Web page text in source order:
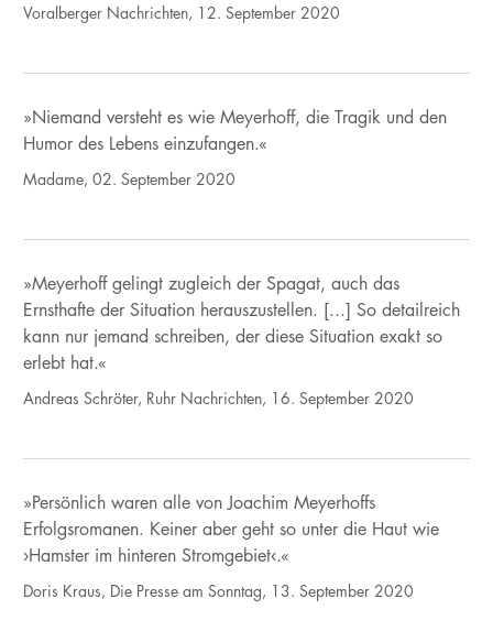
Voralberger Nachrichten, 12. September 2020
»Niemand versteht es wie Meyerhoff, die Tragik und den
Humor des Lebens einzufangen.«
Madame, 02. September 2020
»Meyerhoff gelingt zugleich der Spagat, auch das
Ernsthafte der Situation herauszustellen. [...] So detailreich
kann nur jemand schreiben, der diese Situation exakt so
erlebt hat.«
Andreas Schröter, Ruhr Nachrichten, 16. September 2020
»Persönlich waren alle von Joachim Meyerhoffs
Erfolgsromanen. Keiner aber geht so unter die Haut wie
›Hamster im hinteren Stromgebiet‹.«
Doris Kraus, Die Presse am Sonntag, 13. September 2020